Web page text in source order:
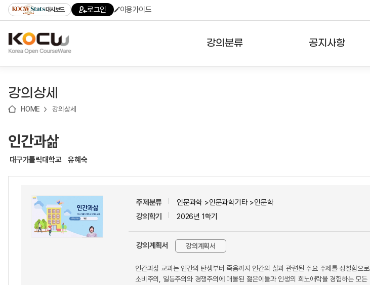
기
기
기
content)
가
대시보드 로그인 이용가이드
강의분류 공지사항
강의상세
HOME 강의상세
인간과삶
대구가톨릭대학교 유혜숙
주제분류
인문과학 >인문과학기타 >인문학
강의학기
2026년 1학기
강의계획서 강의계획서
인간과삶 교과는 인간의 탄생부터 죽음까지 인간의 삶과 관련된 주요 주제를 성찰함
소비주의, 일등주의와 경쟁주의에 매몰된 젊은이들과 인생의 희노애락을 경험하는 모